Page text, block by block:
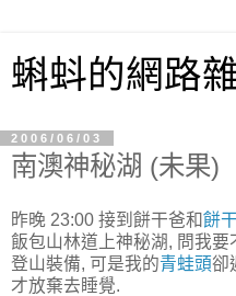
蝌蚪的網路
2006/06/03
南澳神秘湖 (未果)
昨晚 23:00 接到餅干爸和餅
飯包山林道上神秘湖, 問我
登山裝備, 可是我的青蛙頭卻
才放棄去睡覺.